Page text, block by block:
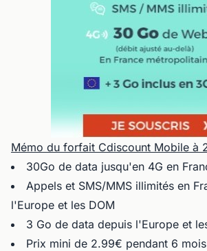
Mémo du forfait Cdiscount Mobile à
30Go de data jusqu'en 4G en
Appels et SMS/MMS illimités en
l'Europe et les DOM
3 Go de data depuis l'Europe et
Prix mini de 2.99€ pendant 6